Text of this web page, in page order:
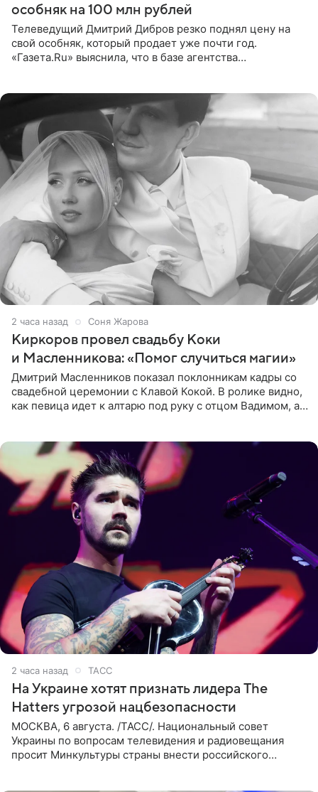
особняк на 100 млн рублей
Телеведущий Дмитрий Дибров резко поднял цену на
свой особняк, который продает уже почти год.
«Газета.Ru» выяснила, что в базе агентства
2 часа назад Соня Жарова
Киркоров провел свадьбу Коки
и Масленникова: «Помог случиться магии»
Дмитрий Масленников показал поклонникам кадры со
свадебной церемонии с Клавой Кокой. В ролике видно,
как певица идет к алтарю под руку с отцом Вадимом, а у
2 часа назад ТАСС
На Украине хотят признать лидера The
Hatters угрозой нацбезопасности
МОСКВА, 6 августа. /ТАСС/. Национальный совет
Украины по вопросам телевидения и радиовещания
просит Минкультуры страны внести российского